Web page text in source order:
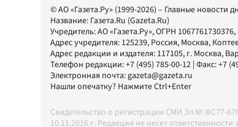
© АО «Газета.Ру» (1999-2026) – Главные новости
Название: Газета.Ru (Gazeta.Ru)
Учредитель:АО «Газета.Ру», ОГРН
Адрес учредителя: 125239, Россия, Москва,
Адрес редакции и издателя: 117105, г. Москва,
Телефон редакции:+7 (495) 785-00-12 | Факс:+7
Электронная почта:gazeta@gazeta.ru
Нашли опечатку? Нажмите Ctrl+Enter
Свидетельство о регистрации СМИ Эл № ФС77-
10.11.2016 г. Редакция не несет